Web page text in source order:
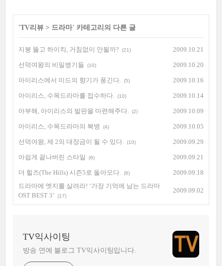
'TV리뷰 > 드라마' 카테고리의 다른 글
지붕 뚫고 하이킥, 거침없이 안될까? (21) 2009.10.21
선덕여왕의 비밀병기들 (10) 2009.10.20
아이리스에서 미드의 향기가 풍긴다. (5) 2009.10.16
아이리스, 수목드라마를 접수하다. (10) 2009.10.14
아부해, 아이리스의 발판을 마련해주다. (2) 2009.10.09
아이리스, 수목드라마의 복병 (4) 2009.10.05
선덕여왕, 제 2의 대장금이 될 수 있다. (10) 2009.09.29
아쉽게 끝나버린 스타일 (6) 2009.09.21
더 힐즈(The Hills) 시즌5로 돌아오다. (6)
2009.09.18
드라마에 엣지를 살려라! ‘가장 기억에 남는 드라마
OST BEST 3’
(17)
2009.09.02
TV익사이팅
방송 연예 블로그 TV익사이팅입니다.